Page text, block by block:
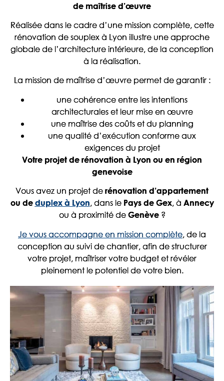
de maîtrise d’œuvre
Réalisée dans le cadre d’une mission complète, cette
rénovation de souplex à Lyon illustre une approche
globale de l’architecture intérieure, de la conception
à la réalisation.
La mission de maîtrise d’œuvre permet de garantir :
une cohérence entre les intentions
architecturales et leur mise en œuvre
une maîtrise des coûts et du planning
une qualité d’exécution conforme aux
exigences du projet
Votre projet de rénovation à Lyon ou en région
genevoise
Vous avez un projet de rénovation d’appartement
ou de duplex à Lyon, dans le Pays de Gex, à Annecy
ou à proximité de Genève?
Je vous accompagne en mission complète, de la
conception au suivi de chantier, afin de structurer
votre projet, maîtriser votre budget et révéler
pleinement le potentiel de votre bien.